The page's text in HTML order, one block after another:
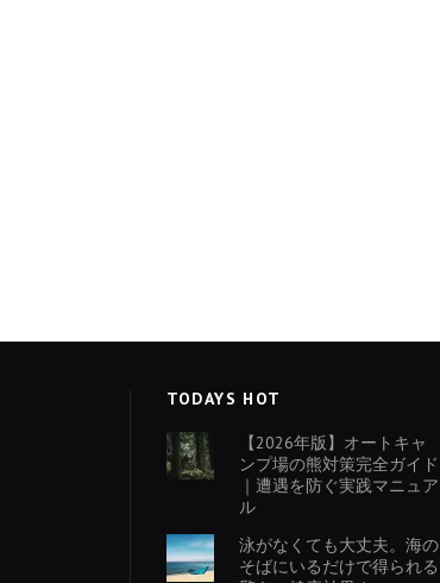
TODAYS HOT
【2026年版】オートキャ
ンプ場の熊対策完全ガイド
｜遭遇を防ぐ実践マニュア
ル
泳がなくても大丈夫。海の
そばにいるだけで得られる